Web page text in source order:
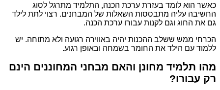
כאשר הוא לומד בעזרת ערכת הכנה, התלמיד מתרגל לסוג
החשיבה עליה מתבססות השאלות של המבחנים. רצוי לתת לילד
גם את החוג וגם לקנות עבורו ערכת הכנה.
הכרחי ממש ששלב ההכנות יהיה באווירה רגועה ולא מתוחה. יש
ללמוד עם הילד את החומר בשמחה ובאופן רגוע.
מהו תלמיד מחונן והאם מבחני המחוננים הינם
רק עבורו?